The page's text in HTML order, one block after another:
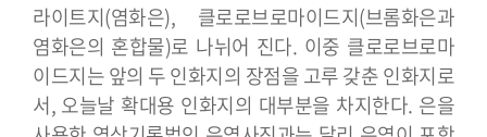
라이트지(염화은), 클로로브로마이드지(브롬화은과
염화은의 혼합물)로 나뉘어 진다. 이중 클로로브로마
이드지는 앞의 두 인화지의 장점을 고루 갖춘 인화지로
서, 오늘날 확대용 인화지의 대부분을 차지한다. 은을